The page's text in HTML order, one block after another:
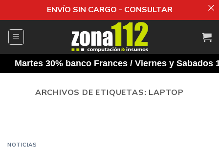
ENVÍO SIN CARGO - CONSULTAR
30% banco Frances / Viernes y Sabados
ARCHIVOS DE ETIQUETAS: LAPTOP
NOTICIAS